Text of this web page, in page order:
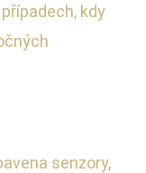
kdy
senzory,